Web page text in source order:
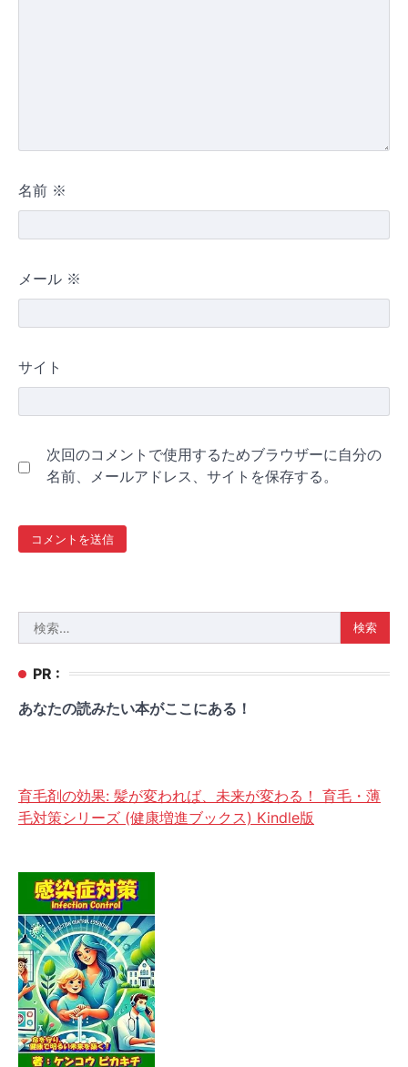
名前 ※
メール ※
サイト
次回のコメントで使用するためブラウザーに自分の
名前、メールアドレス、サイトを保存する。
索:
PR :
あなたの読みたい本がここにある！
育毛剤の効果: 髪が変われば、未来が変わる！ 育毛・薄
毛対策シリーズ (健康増進ブックス) Kindle版